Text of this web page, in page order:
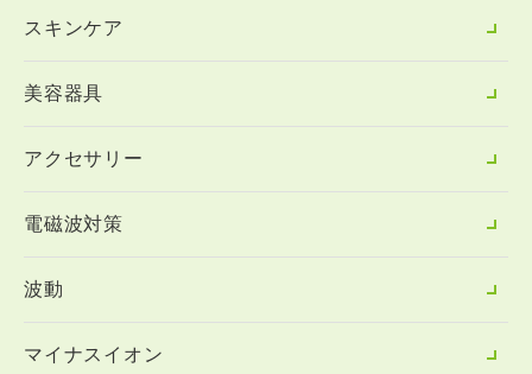
スキンケア
美容器具
アクセサリー
電磁波対策
波動
マイナスイオン